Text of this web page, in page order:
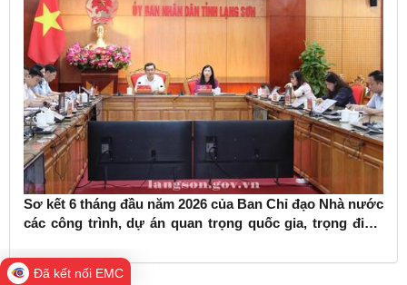
Sơ kết 6 tháng đầu năm 2026 của Ban Chỉ đạo Nhà nước
các công trình, dự án quan trọng quốc gia, trọng điểm
Đã kết nối EMC